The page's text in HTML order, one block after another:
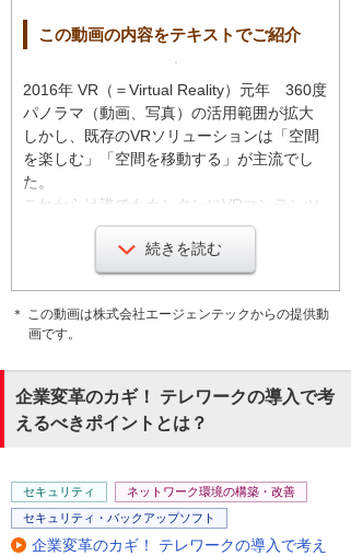
この動画の内容をテキストでご紹介
2016年 VR（＝Virtual Reality）元年 360度
パノラマ（動画、写真）の活用範囲が拡大
しかし、既存のVRソリューションは「空間
を楽しむ」「空間を移動する」が主流でし
た。
これからは誰でもカンタンにVRコンテンツ
をつくる時代。
誰でも簡単に「空間」×「情報」をコンビネ
ーションし、自由に発信できることを実現
します。
加えることができます。
パノラマ空間内のユーザー行動まで解析す
ることができる。
続きを読む
＊ この動画は株式会社エージェンテックからの提供動
画です。
企業変革のカギ！ テレワークの導入で考
えるべきポイントとは？
セキュリティ
ネットワーク環境の構築・改善
セキュリティ・バックアップソフト
企業変革のカギ！ テレワークの導入で考え